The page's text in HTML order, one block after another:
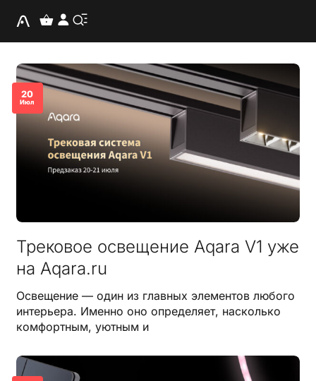
Трековое освещение Aqara V1 уже
на Aqara.ru
Освещение — один из главных элементов любого
интерьера. Именно оно определяет, насколько
комфортным, уютным и
20
Июл